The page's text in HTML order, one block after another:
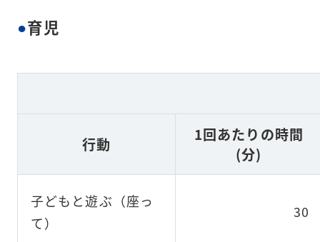
育児
行動
1回あたりの時間
(分)
子どもと遊ぶ（座っ
て）
30